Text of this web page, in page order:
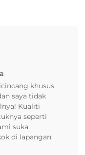
khusus
saya tidak
Kualiti
seperti
suka
di lapangan.